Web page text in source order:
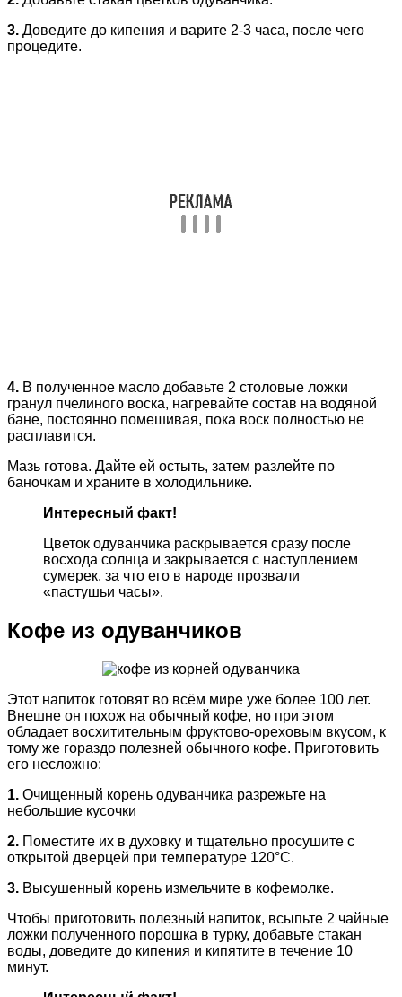
3. Доведите до кипения и варите 2-3 часа, после чего
процедите.
4. В полученное масло добавьте 2 столовые ложки
гранул пчелиного воска, нагревайте состав на водяной
бане, постоянно помешивая, пока воск полностью не
расплавится.
Мазь готова. Дайте ей остыть, затем разлейте по
баночкам и храните в холодильнике.
Интересный факт!
Цветок одуванчика раскрывается сразу после
восхода солнца и закрывается с наступлением
сумерек, за что его в народе прозвали
«пастушьи часы».
Кофе из одуванчиков
Этот напиток готовят во всём мире уже более 100 лет.
Внешне он похож на обычный кофе, но при этом
обладает восхитительным фруктово-ореховым вкусом, к
тому же гораздо полезней обычного кофе. Приготовить
его несложно:
1. Очищенный корень одуванчика разрежьте на
небольшие кусочки
2. Поместите их в духовку и тщательно просушите с
открытой дверцей при температуре 120°С.
3. Высушенный корень измельчите в кофемолке.
Чтобы приготовить полезный напиток, всыпьте 2 чайные
ложки полученного порошка в турку, добавьте стакан
воды, доведите до кипения и кипятите в течение 10
минут.